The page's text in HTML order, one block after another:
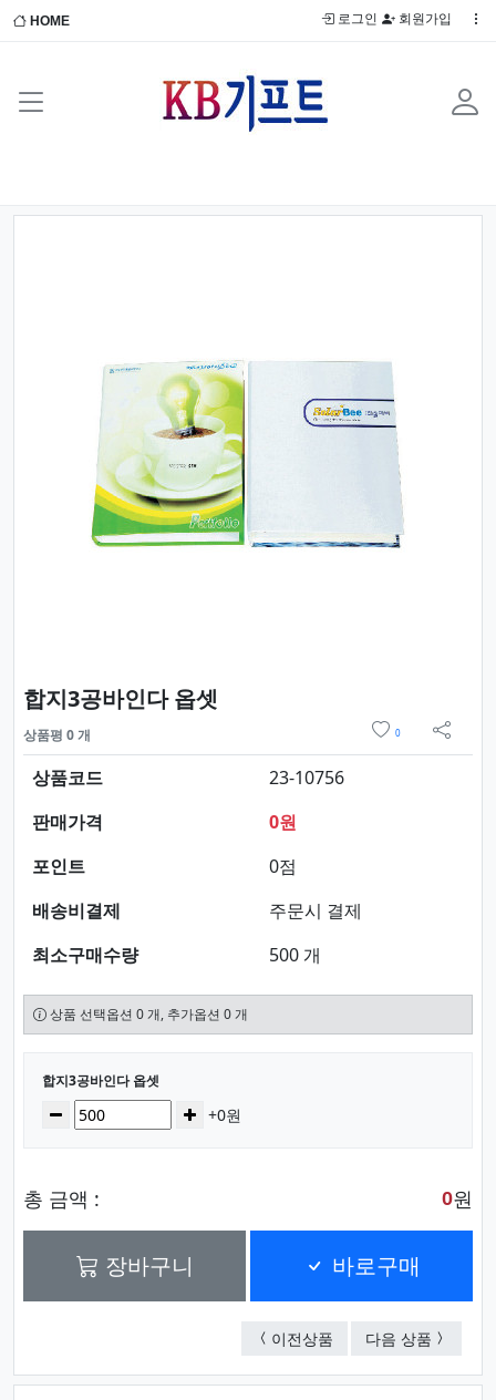
HOME 로그인 회원가입
Previous
합지3공바인다 옵셋
상품평 0 개 0
sns 공
상품코드
23-10756
판매가격
0원
포인트
0점
배송비결제
주문시 결제
최소구매수량
500 개
상품 선택옵션 0 개, 추가옵션 0 개
선택된 옵션
합지3공바인다 옵셋
수량감소 증가+0원
총 금액 : 0원
장바구니 바로구매
이전상품 합지D링3공바인다(A4)
다음 상품 PVC O